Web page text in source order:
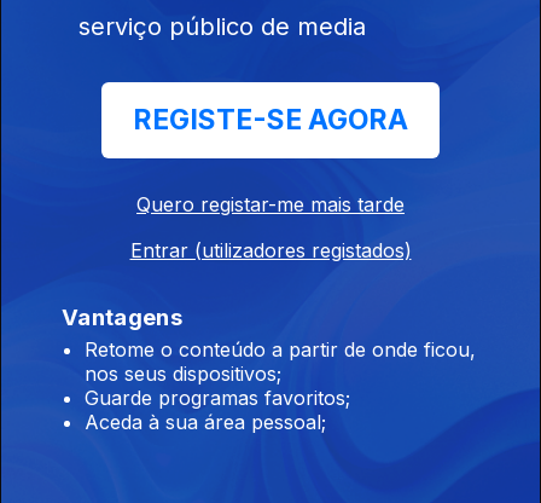
22 jul. 2023
serviço público de media
REGISTE-SE AGORA
Quero registar-me mais tarde
Entrar (utilizadores registados)
Vantagens
Retome o conteúdo a partir de onde ficou,
nos seus dispositivos;
Guarde programas favoritos;
Aceda à sua área pessoal;